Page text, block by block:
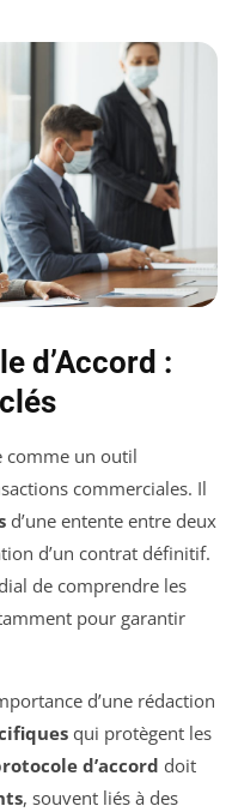
d’Accord :
comme un outil
commerciales. Il
d’une entente entre deux
d’un contrat définitif.
de comprendre les
pour garantir
d’une rédaction
qui protègent les
d’accord doit
, souvent liés à des